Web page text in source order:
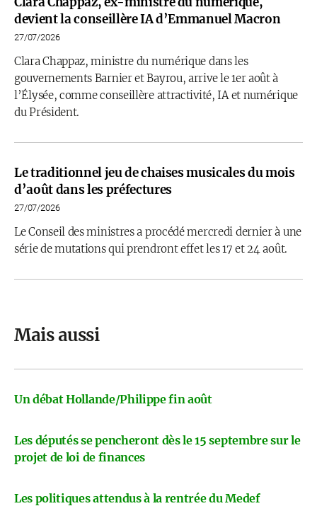
devient la conseillère IA d’Emmanuel Macron
27/07/2026
Clara Chappaz, ministre du numérique dans les
gouvernements Barnier et Bayrou, arrive le 1er août à
l’Élysée, comme conseillère attractivité, IA et numérique
du Président.
Le traditionnel jeu de chaises musicales du mois
d’août dans les préfectures
27/07/2026
Le Conseil des ministres a procédé mercredi dernier à une
série de mutations qui prendront effet les 17 et 24 août.
Mais aussi
Un débat Hollande/Philippe fin août
Les députés se pencheront dès le 15 septembre sur le
projet de loi de finances
Les politiques attendus à la rentrée du Medef